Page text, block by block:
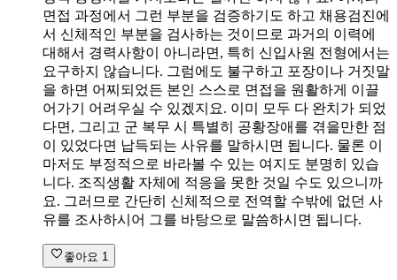
면접 과정에서 그런 부분을 검증하기도 하고 채용검진에
서 신체적인 부분을 검사하는 것이므로 과거의 이력에
대해서 경력사항이 아니라면, 특히 신입사원 전형에서는
요구하지 않습니다. 그럼에도 불구하고 포장이나 거짓말
을 하면 어찌되었든 본인 스스로 면접을 원활하게 이끌
어가기 어려우실 수 있겠지요. 이미 모두 다 완치가 되었
다면, 그리고 군 복무 시 특별히 공황장애를 겪을만한 점
이 있었다면 납득되는 사유를 말하시면 됩니다. 물론 이
마저도 부정적으로 바라볼 수 있는 여지도 분명히 있습
니다. 조직생활 자체에 적응을 못한 것일 수도 있으니까
요. 그러므로 간단히 신체적으로 전역할 수밖에 없던 사
유를 조사하시어 그를 바탕으로 말씀하시면 됩니다.
좋아요 1